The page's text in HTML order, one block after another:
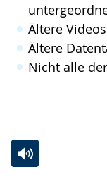
Ältere
Ältere
Nicht alle